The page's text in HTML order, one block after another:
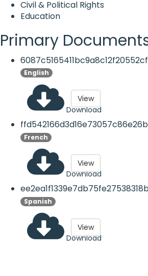
Civil & Political Rights
Education
Primary
English
Download
View
French
Download
View
Spanish
Download
View